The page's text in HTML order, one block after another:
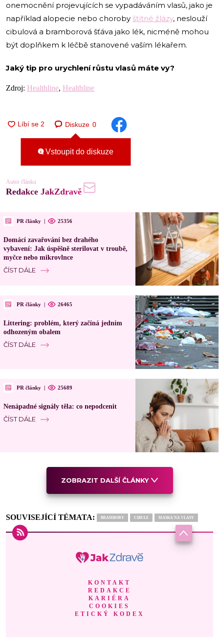
onemocnění projevujících se vypadáváním vlasů, jako je
například alopecie nebo choroby štítné žlázy, neslouží
cibulová a bramborová šťáva jako lék, nicméně mohou
být doplňkem k léčbě stanovené vaším lékařem.
Jaký tip pro urychlení růstu vlasů máte vy?
Zdroj: Healthline, Healthline
Diskuze 0
Vstoupit do diskuze
Autor článku
Redakce JakZdravě
PR články | 25356
Domácí zavařování bez drahého
vybavení: Jak úspěšně sterilovat v troubě,
myčce nebo mikrovlnce
ČÍST DÁLE
PR články | 26465
Littering: problém, který začíná jedním
odhozeným obalem
ČÍST DÁLE
PR články | 25689
Nenápadné signály těla: co nepodcenit
ČÍST DÁLE
ZOBRAZIT DALŠÍ ČLÁNKY
SOUVISEJÍCÍ TÉMATA: BRAMBORY CIBULE MASKA NA VLASY
KONTAKT
REDAKCE
KARIÉRA
COOKIES
ETICKÝ KODEX